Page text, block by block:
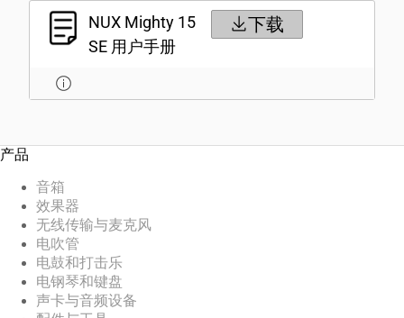
NUX Mighty 15
SE 用户手册
下载
产品
音箱
效果器
无线传输与麦克风
电吹管
电鼓和打击乐
电钢琴和键盘
声卡与音频设备